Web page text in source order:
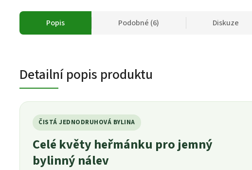
Popis Podobné (6) Diskuze
Detailní popis produktu
ČISTÁ JEDNODRUHOVÁ BYLINA
Celé květy heřmánku pro jemný
bylinný nálev